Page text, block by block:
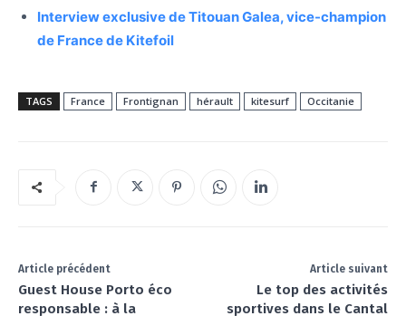
Interview exclusive de Titouan Galea, vice-champion
de France de Kitefoil
TAGS France Frontignan hérault kitesurf Occitanie
Article précédent
Guest House Porto éco
responsable : à la
Article suivant
Le top des activités
sportives dans le Cantal